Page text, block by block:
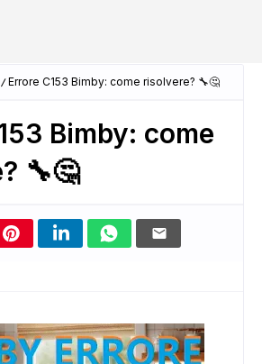
Errore C153 Bimby: come risolvere? 🔧🤔
Bimby: come
🔧🤔